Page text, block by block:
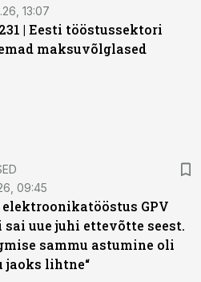
13:07
| Eesti tööstussektori
maksuvõlglased
09:45
GPV
sai uue juhi ettevõtte seest.
sammu astumine oli
jaoks lihtne“